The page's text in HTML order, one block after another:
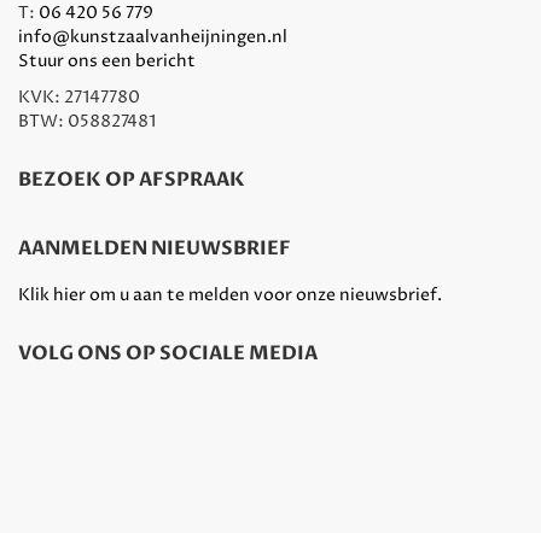
T: 06 420 56 779
info@kunstzaalvanheijningen.nl
Stuur ons een bericht
KVK: 27147780
BTW: 058827481
BEZOEK OP AFSPRAAK
AANMELDEN NIEUWSBRIEF
Klik hier om u aan te melden voor onze nieuwsbrief.
VOLG ONS OP SOCIALE MEDIA